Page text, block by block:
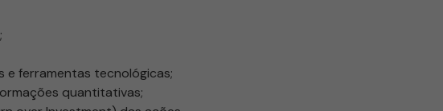
e ferramentas tecnológicas;
quantitativas;